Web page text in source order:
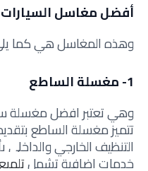
أفضل مغاسل
وهذه المغاسل هي كما
1- مغسلة الساطع
وهي تعتبر افضل مغسلة
تتميز مغسلة الساطع
التنظيف الخارجي
خدمات إضافية تشمل